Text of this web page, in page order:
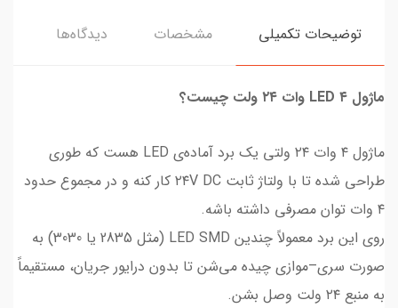
توضیحات تکمیلی مشخصات دیدگاه‌ها
ماژول LED ۴ وات ۲۴ ولت چیست؟
ماژول ۴ وات ۲۴ ولتی یک برد آماده‌ی LED هست که طوری
طراحی شده تا با ولتاژ ثابت ۲۴V DC کار کنه و در مجموع حدود
۴ وات توان مصرفی داشته باشه.
روی این برد معمولاً چندین LED SMD (مثل 2835 یا 3030) به
صورت سری–موازی چیده می‌شن تا بدون درایور جریان، مستقیماً
به منبع ۲۴ ولت وصل بشن.